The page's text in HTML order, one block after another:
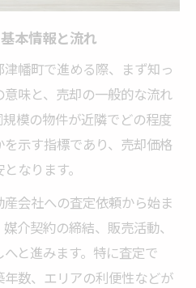
を売却戦略に反映させる
慮したい周辺環境の特徴
生かす不動産売却の工夫
相場チェック術
価格を見極めるチェック
本情報と流れ
幡町で進める際、まず知っ
味と、売却の一般的な流れ
模の物件が近隣でどの程度
示す指標であり、売却価格
なります。
会社への査定依頼から始ま
介契約の締結、販売活動、
と進みます。特に査定で
数、エリアの利便性などが